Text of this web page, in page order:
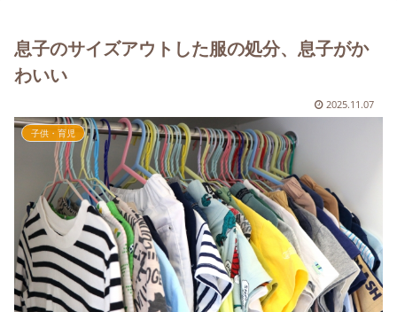
息子のサイズアウトした服の処分、息子がか
わいい
2025.11.07
子供・育児